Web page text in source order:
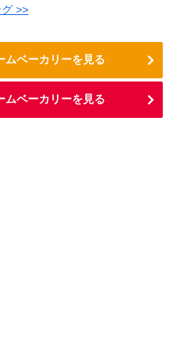
>>
ベーカリーを見る
ムベーカリーを見る